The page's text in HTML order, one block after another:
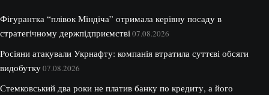
Фігурантка “плівок Міндіча” отримала керівну посаду в
стратегічному держпідприємстві07.08.2026
Росіяни атакували Укрнафту: компанія втратила суттєві обсяги
видобутку07.08.2026
Стемковський два роки не платив банку по кредиту, а його